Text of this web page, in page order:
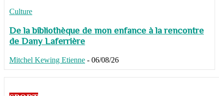
Culture
De la bibliothèque de mon enfance à la rencontre
de Dany Laferrière
Mitchel Kewing Etienne - 06/08/26